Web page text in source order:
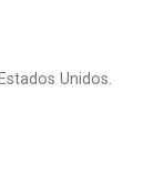
Unidos.